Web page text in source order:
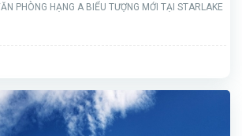
PHÒNG HẠNG A BIỂU TƯỢNG MỚI TẠI STARLAKE